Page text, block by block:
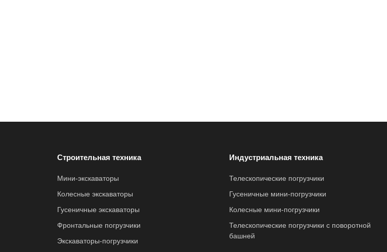
Строительная техника
Мини-экскаваторы
Колесные экскаваторы
Гусеничные экскаваторы
Фронтальные погрузчики
Экскаваторы-погрузчики
Индустриальная техника
Телескопические погрузчики
Гусеничные мини-погрузчики
Колесные мини-погрузчики
Телескопические погрузчики с поворотной
башней